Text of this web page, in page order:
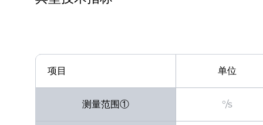
项目 单位
测量范围① °/s